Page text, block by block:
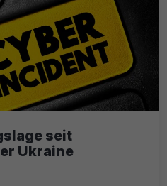
seit
Ukraine